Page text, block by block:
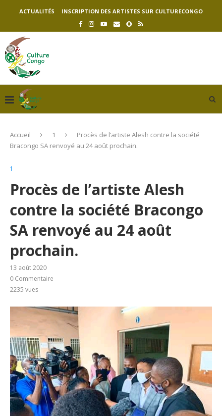
ACTUALITÉS INSCRIPTION DES ARTISTES SUR CULTURECONGO
Accueil 1
Procès de l’artiste Alesh contre la société
Bracongo SA renvoyé au 24 août prochain.
1
Procès de l’artiste Alesh
contre la société Bracongo
SA renvoyé au 24 août
prochain.
13 août 2020
0 Commentaire
2235 vues